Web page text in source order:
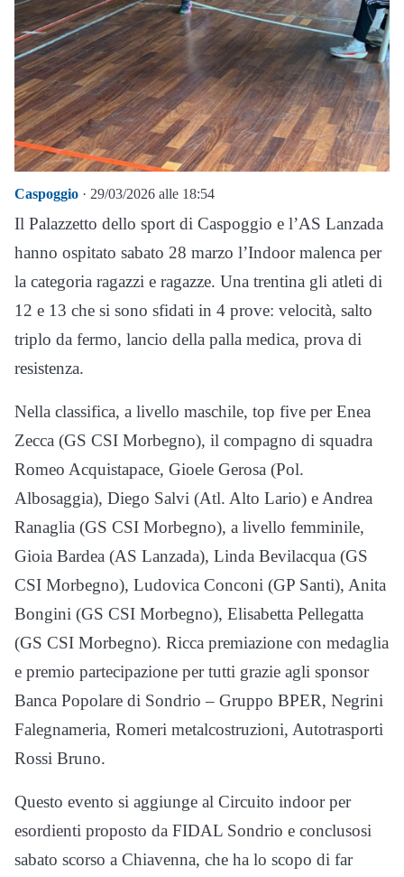
Caspoggio · 29/03/2026 alle 18:54
Il Palazzetto dello sport di Caspoggio e l’AS Lanzada
hanno ospitato sabato 28 marzo l’Indoor malenca per
la categoria ragazzi e ragazze. Una trentina gli atleti di
12 e 13 che si sono sfidati in 4 prove: velocità, salto
triplo da fermo, lancio della palla medica, prova di
resistenza.
Nella classifica, a livello maschile, top five per Enea
Zecca (GS CSI Morbegno), il compagno di squadra
Romeo Acquistapace, Gioele Gerosa (Pol.
Albosaggia), Diego Salvi (Atl. Alto Lario) e Andrea
Ranaglia (GS CSI Morbegno), a livello femminile,
Gioia Bardea (AS Lanzada), Linda Bevilacqua (GS
CSI Morbegno), Ludovica Conconi (GP Santi), Anita
Bongini (GS CSI Morbegno), Elisabetta Pellegatta
(GS CSI Morbegno). Ricca premiazione con medaglia
e premio partecipazione per tutti grazie agli sponsor
Banca Popolare di Sondrio – Gruppo BPER, Negrini
Falegnameria, Romeri metalcostruzioni, Autotrasporti
Rossi Bruno.
Questo evento si aggiunge al Circuito indoor per
esordienti proposto da FIDAL Sondrio e conclusosi
sabato scorso a Chiavenna, che ha lo scopo di far